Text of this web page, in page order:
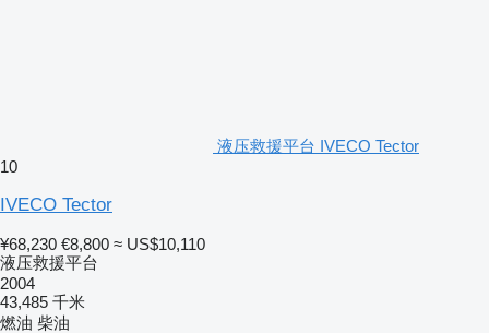
液压救援平台 IVECO Tector
10
IVECO Tector
¥68,230 €8,800 ≈ US$10,110
液压救援平台
2004
43,485 千米
燃油 柴油